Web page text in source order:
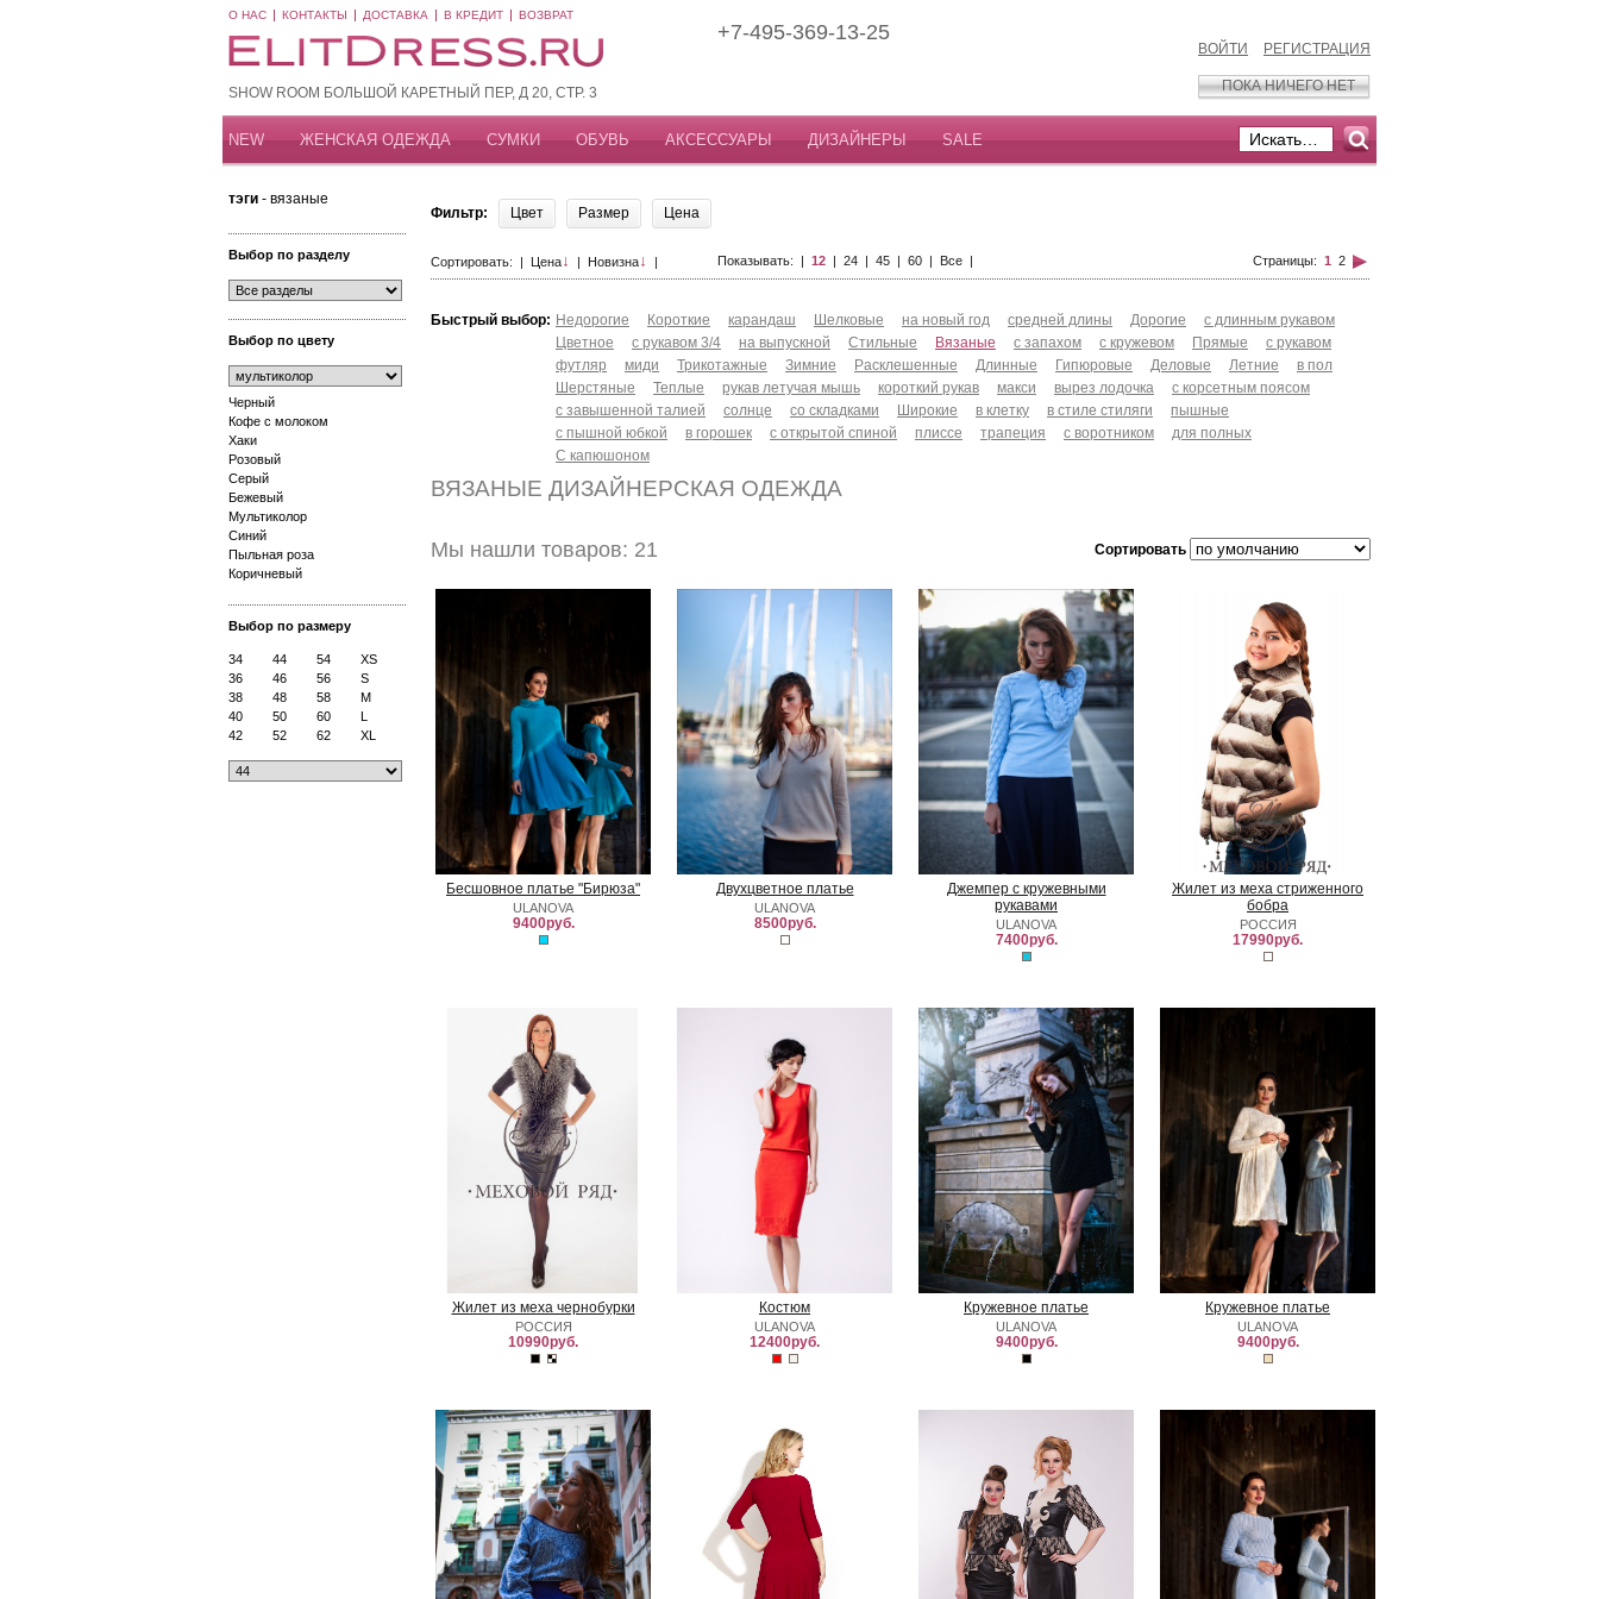
О НАС КОНТАКТЫ ДОСТАВКА В КРЕДИТ ВОЗВРАТ
SHOW ROOM БОЛЬШОЙ КАРЕТНЫЙ ПЕР, Д 20, СТР. 3
+7-495-369-13-25
ВОЙТИ РЕГИСТРАЦИЯ
ПОКА НИЧЕГО НЕТ
NEW ЖЕНСКАЯ ОДЕЖДА СУМКИ ОБУВЬ АКСЕССУАРЫ ДИЗАЙНЕРЫ SALE
тэги - вязаные
Выбор по разделу
Выбор по цвету
Черный
Кофе с молоком
Хаки
Розовый
Серый
Бежевый
Мультиколор
Синий
Пыльная роза
Коричневый
Выбор по размеру
34 44 54
XS
36
46 56
S
38
48 58
M
40
50 60
L
42
52 62 XL
Фильтр: Цвет Размер Цена
Сортировать: | Цена↓ | Новизна↓ | Показывать: | 12 | 24 | 45 | 60 | Все | Страницы: 1 2
Быстрый выбор: Недорогие Короткие карандаш Шелковые на новый год средней длины Дорогие
с длинным рукавом
Цветное
с рукавом 3/4 на выпускной Стильные Вязаные с запахом с кружевом Прямые
с рукавом
футляр
миди Трикотажные Зимние Расклешенные Длинные Гипюровые Деловые Летние
в пол
Шерстяные
Теплые рукав летучая мышь короткий рукав макси вырез лодочка
с корсетным поясом
с завышенной талией
солнце со складками Широкие в клетку в стиле стиляги
пышные
с пышной юбкой
в горошек с открытой спиной плиссе трапеция с воротником
для полных
С капюшоном
ВЯЗАНЫЕ ДИЗАЙНЕРСКАЯ ОДЕЖДА
Мы нашли товаров: 21 Сортировать
Бесшовное платье "Бирюза"
ULANOVA
9400руб.
Двухцветное платье
ULANOVA
8500руб.
Джемпер с кружевными
рукавами
ULANOVA
7400руб.
Жилет из меха стриженного
бобра
РОССИЯ
17990руб.
Жилет из меха чернобурки
РОССИЯ
10990руб.
Костюм
ULANOVA
12400руб.
Кружевное платье
ULANOVA
9400руб.
Кружевное платье
ULANOVA
9400руб.